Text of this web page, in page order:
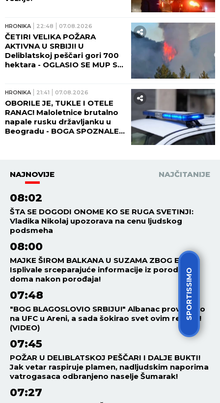
SPORTISSIMO
HRONIKA 22:48 07.08.2026
ČETIRI VELIKA POŽARA
AKTIVNA U SRBIJI! U
Deliblatskoj peščari gori 700
hektara - OGLASIO SE MUP SA
HRONIKA 21:41 07.08.2026
OBORILE JE, TUKLE I OTELE
RANAC! Maloletnice brutalno
napale rusku državljanku u
Beogradu - BOGA SPOZNALE
NAJNOVIJE NAJČITANIJE
08:02
ŠTA SE DOGODI ONOME KO SE RUGA SVETINJI:
Vladika Nikolaj upozorava na cenu ljudskog
podsmeha
08:00
MAJKE ŠIROM BALKANA U SUZAMA ZBOG EDITE:
Isplivale srceparajuće informacije iz porodičnog
doma nakon porođaja!
07:48
"BOG BLAGOSLOVIO SRBIJU!" Albanac provocirao
na UFC u Areni, a sada šokirao svet ovim rečima!
(VIDEO)
07:45
POŽAR U DELIBLATSKOJ PEŠČARI I DALJE BUKTI!
Jak vetar raspiruje plamen, nadljudskim naporima
vatrogasaca odbranjeno naselje Šumarak!
07:27